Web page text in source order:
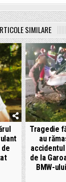
SIMILARE
Tragedie
au
accidentul
de la
BMW-